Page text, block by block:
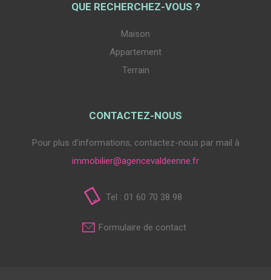
QUE RECHERCHEZ-VOUS ?
Maison
Appartement
Terrain
CONTACTEZ-NOUS
Pour plus d’informations, contactez-nous par mail à
immobilier@agencevaldeenne.fr
Tel : 01 60 70 38 98
Formulaire de contact